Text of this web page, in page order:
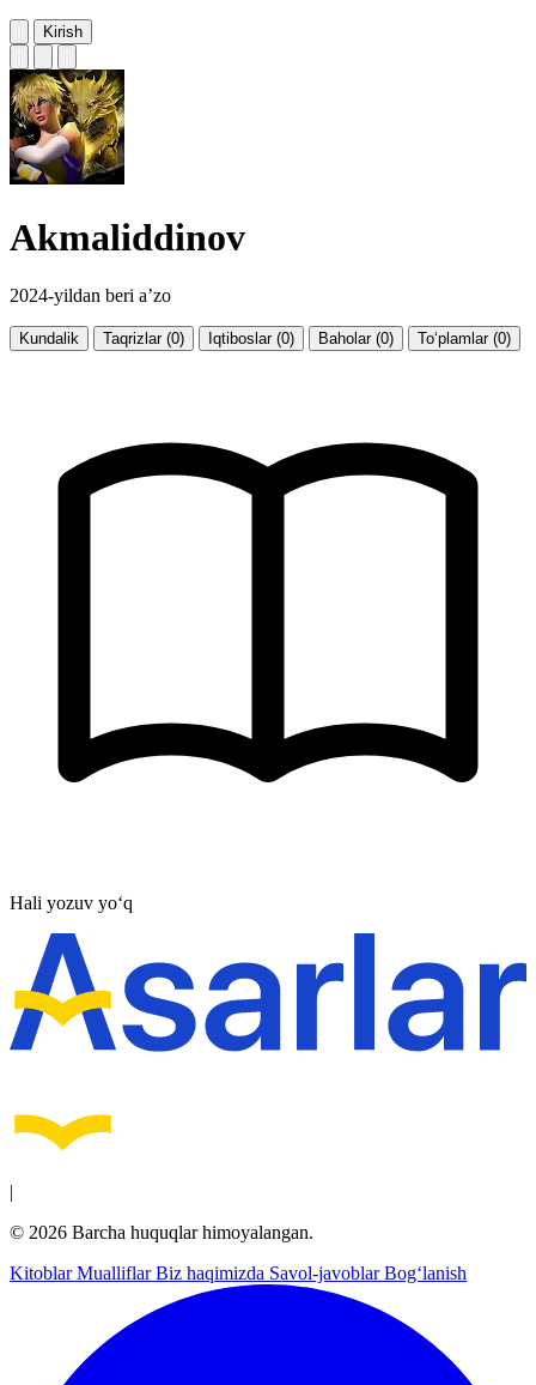
Kirish
Akmaliddinov
2024-yildan beri a’zo
Kundalik Taqrizlar (0) Iqtiboslar (0) Baholar (0) To‘plamlar (0)
Hali yozuv yo‘q
|
© 2026 Barcha huquqlar himoyalangan.
KitoblarMualliflarBiz haqimizda Savol-javoblarBog‘lanish